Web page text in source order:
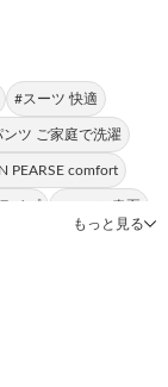
#スーツ 快適
ンツ ご家庭で洗濯
PEARSE comfort
イプ #スーツ 春夏
もっと見る